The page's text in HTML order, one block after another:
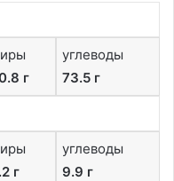
г
углеводы
73.5 г
г
углеводы
9.9 г